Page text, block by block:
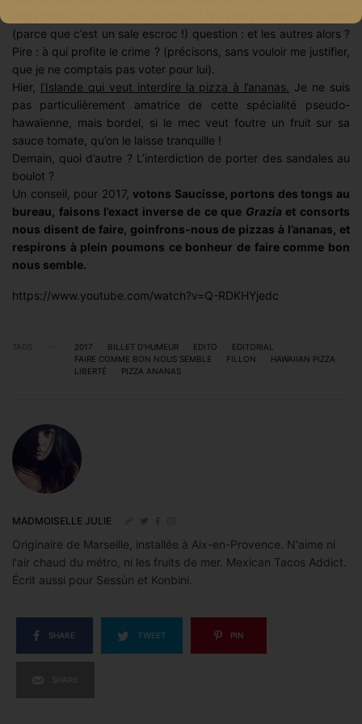
(parce que c’est un sale escroc !) question : et les autres alors ?
Pire : à qui profite le crime ? (précisons, sans vouloir me justifier,
que je ne comptais pas voter pour lui).
Hier, l’Islande qui veut interdire la pizza à l’ananas.
Je ne suis
pas particulièrement amatrice de cette spécialité pseudo-
hawaïenne, mais bordel, si le mec veut foutre un fruit sur sa
sauce tomate, qu’on le laisse tranquille !
Demain, quoi d’autre ? L’interdiction de porter des sandales au
boulot ?
Un conseil, pour 2017, votons Saucisse, portons des tongs au
bureau, faisons l’exact inverse de ce que Graziaet consorts
nous disent de faire, goinfrons-nous de pizzas à l’ananas, et
respirons à plein poumons ce bonheur de faire comme bon
nous semble.
https://www.youtube.com/watch?v=Q-RDKHYjedc
TAGS 2017 BILLET D'HUMEUR EDITO
EDITORIAL
FAIRE COMME BON NOUS SEMBLE
FILLON
HAWAIIAN PIZZA
LIBERTÉ
PIZZA ANANAS
MADMOISELLE JULIE
Originaire de Marseille, installée à Aix-en-Provence. N'aime ni
l'air chaud du métro, ni les fruits de mer. Mexican Tacos Addict.
Écrit aussi pour Sessùn et Konbini.
SHARE TWEET PIN